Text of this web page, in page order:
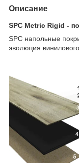
Описание
SPC Metric Rigid -
SPC напольные
эволюция